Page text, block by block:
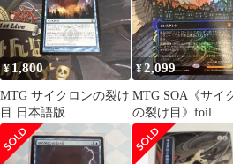
¥ 1,800
MTG サイクロンの裂け
目 日本語版
¥2,099
MTG SOA《サイ
の裂け目》foil